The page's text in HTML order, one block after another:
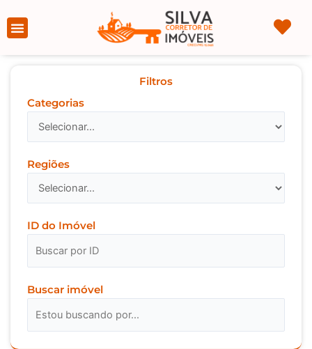
para
conteúdo
Filtros
Categorias
Regiões
ID do Imóvel
Buscar imóvel